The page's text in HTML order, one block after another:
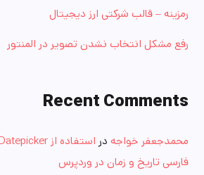
رمزینه – قالب شرکتی ارز دیجیتال
رفع مشکل انتخاب نشدن تصویر در المنتور
Recent Comments
محمدجعفر خواجه در
فارسی تاریخ و زمان در وردپرس